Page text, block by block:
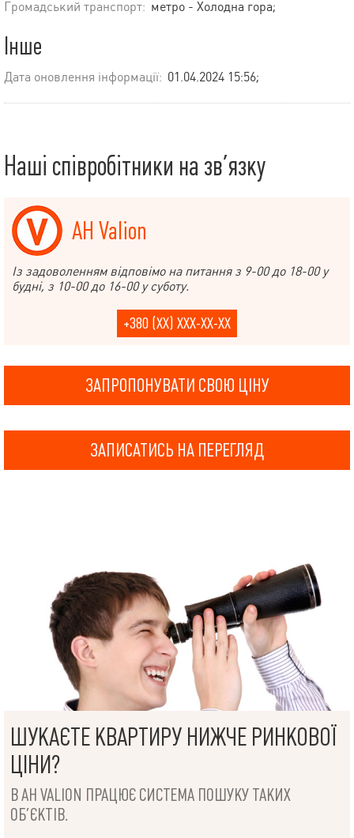
Громадський транспорт: метро - Холодна гора;
Інше
Дата оновлення інформації: 01.04.2024 15:56;
Наші співробітники на зв’язку
АН Valion
Із задоволенням відповімо на питання з 9-00 до 18-00 у
будні, з 10-00 до 16-00 у суботу.
+380 (XX) XXX-XX-XX
ЗАПРОПОНУВАТИ СВОЮ ЦІНУ
ЗАПИСАТИСЬ НА ПЕРЕГЛЯД
ШУКАЄТЕ КВАРТИРУ НИЖЧЕ РИНКОВОЇ
ЦІНИ?
В АН VALION ПРАЦЮЄ СИСТЕМА ПОШУКУ ТАКИХ
ОБ’ЄКТІВ.